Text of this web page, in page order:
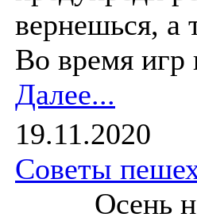
вернешься, а
Во время игр
Далее...
19.11.2020
Советы
Осень